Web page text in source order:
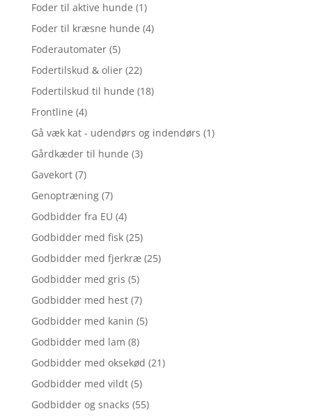
Foder til aktive hunde (1)
Foder til kræsne hunde (4)
Foderautomater (5)
Fodertilskud & olier (22)
Fodertilskud til hunde (18)
Frontline (4)
Gå væk kat - udendørs og indendørs (1)
Gårdkæder til hunde (3)
Gavekort (7)
Genoptræning (7)
Godbidder fra EU (4)
Godbidder med fisk (25)
Godbidder med fjerkræ (25)
Godbidder med gris (5)
Godbidder med hest (7)
Godbidder med kanin (5)
Godbidder med lam (8)
Godbidder med oksekød (21)
Godbidder med vildt (5)
Godbidder og snacks (55)